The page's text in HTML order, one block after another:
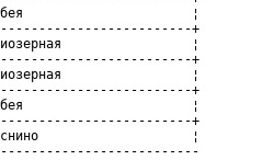
Добея                      ¦
+
¦
+
Приозерная                 ¦
+
Добея                      ¦
+
Соснино                    ¦